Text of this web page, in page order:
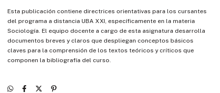
Esta publicación contiene directrices orientativas para los cursantes
del programa a distancia UBA XXI, específicamente en la materia
Sociología. El equipo docente a cargo de esta asignatura desarrolla
documentos breves y claros que despliegan conceptos básicos
claves para la comprensión de los textos teóricos y críticos que
componen la bibliografía del curso.